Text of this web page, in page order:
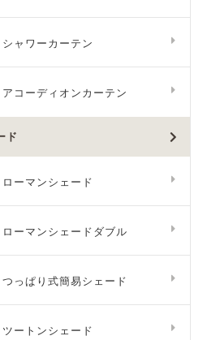
シャワーカーテン
アコーディオンカーテン
ド
ローマンシェード
ローマンシェードダブル
つっぱり式簡易シェード
ツートンシェード